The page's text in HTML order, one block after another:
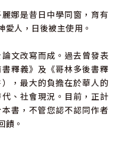
娜是昔日中學同窗，育有
人，日後被主使用。
文改寫而成。過去曾發表
釋義》及《哥林多後書釋
，最大的負擔在於華人的
、社會現況。目前，正計
書，不管您認不認同作者
饋。